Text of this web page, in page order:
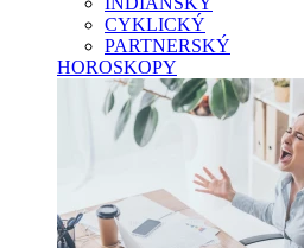
CYKLICKÝ
PARTNERSKÝ
HOROSKOPY